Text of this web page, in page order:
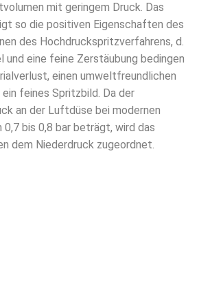
mit geringem Druck. Das
so die positiven Eigenschaften des
des Hochdruckspritzverfahrens, d.
und eine feine Zerstäubung bedingen
einen umweltfreundlichen
feines Spritzbild. Da der
an der Luftdüse bei modernen
bis 0,8 bar beträgt, wird das
dem Niederdruck zugeordnet.